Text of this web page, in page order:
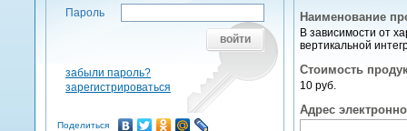
Наименование
В зависимости от
вертикальной
Стоимость
10 руб.
Адрес
Пароль
войти
забыли пароль?
зарегистрироваться
Поделиться